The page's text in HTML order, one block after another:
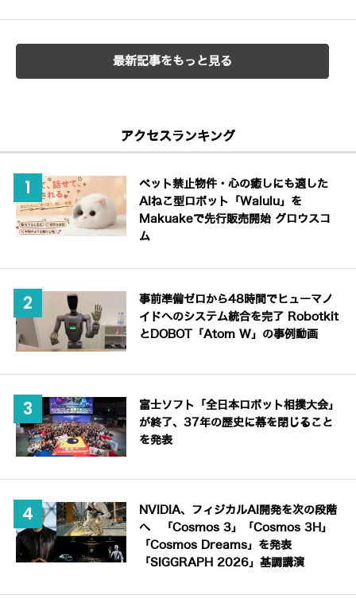
最新記事をもっと見る
アクセスランキング
ペット禁止物件・心の癒しにも適した
AIねこ型ロボット「Walulu」を
Makuakeで先行販売開始 グロウスコ
ム
事前準備ゼロから48時間でヒューマノ
イドへのシステム統合を完了 Robotkit
とDOBOT「Atom W」の事例動画
富士ソフト「全日本ロボット相撲大会」
が終了、37年の歴史に幕を閉じること
を発表
NVIDIA、フィジカルAI開発を次の段階
へ 「Cosmos 3」「Cosmos 3H」
「Cosmos Dreams」を発表
「SIGGRAPH 2026」基調講演